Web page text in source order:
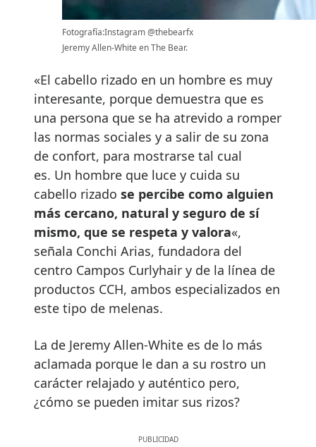
Fotografía:Instagram @thebearfx
Jeremy Allen-White en The Bear.
«El cabello rizado en un hombre es muy
interesante, porque demuestra que es
una persona que se ha atrevido a romper
las normas sociales y a salir de su zona
de confort, para mostrarse tal cual
es. Un hombre que luce y cuida su
cabello rizado se percibe como alguien
más cercano, natural y seguro de sí
mismo, que se respeta y valora«,
señala Conchi Arias, fundadora del
centro Campos Curlyhair y de la línea de
productos CCH, ambos especializados en
este tipo de melenas.
La de Jeremy Allen-White es de lo más
aclamada porque le dan a su rostro un
carácter relajado y auténtico pero,
¿cómo se pueden imitar sus rizos?